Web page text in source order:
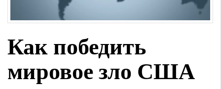
Как победить
мировое зло США